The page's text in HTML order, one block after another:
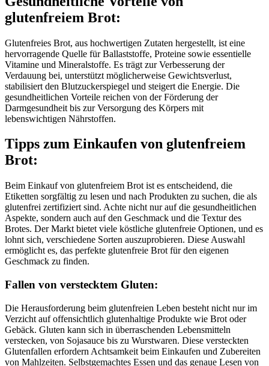
glutenfreiem Brot:
Glutenfreies Brot, aus hochwertigen Zutaten hergestellt, ist eine
hervorragende Quelle für Ballaststoffe, Proteine sowie essentielle
Vitamine und Mineralstoffe. Es trägt zur Verbesserung der
Verdauung bei, unterstützt möglicherweise Gewichtsverlust,
stabilisiert den Blutzuckerspiegel und steigert die Energie. Die
gesundheitlichen Vorteile reichen von der Förderung der
Darmgesundheit bis zur Versorgung des Körpers mit
lebenswichtigen Nährstoffen.
Tipps zum Einkaufen von glutenfreiem
Brot:
Beim Einkauf von glutenfreiem Brot ist es entscheidend, die
Etiketten sorgfältig zu lesen und nach Produkten zu suchen, die als
glutenfrei zertifiziert sind. Achte nicht nur auf die gesundheitlichen
Aspekte, sondern auch auf den Geschmack und die Textur des
Brotes. Der Markt bietet viele köstliche glutenfreie Optionen, und es
lohnt sich, verschiedene Sorten auszuprobieren. Diese Auswahl
ermöglicht es, das perfekte glutenfreie Brot für den eigenen
Geschmack zu finden.
Fallen von verstecktem Gluten:
Die Herausforderung beim glutenfreien Leben besteht nicht nur im
Verzicht auf offensichtlich glutenhaltige Produkte wie Brot oder
Gebäck. Gluten kann sich in überraschenden Lebensmitteln
verstecken, von Sojasauce bis zu Wurstwaren. Diese versteckten
Glutenfallen erfordern Achtsamkeit beim Einkaufen und Zubereiten
von Mahlzeiten. Selbstgemachtes Essen und das genaue Lesen von